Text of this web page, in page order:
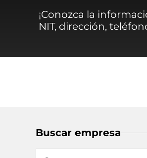
¡Conozca la
NIT, dirección,
Buscar empresa